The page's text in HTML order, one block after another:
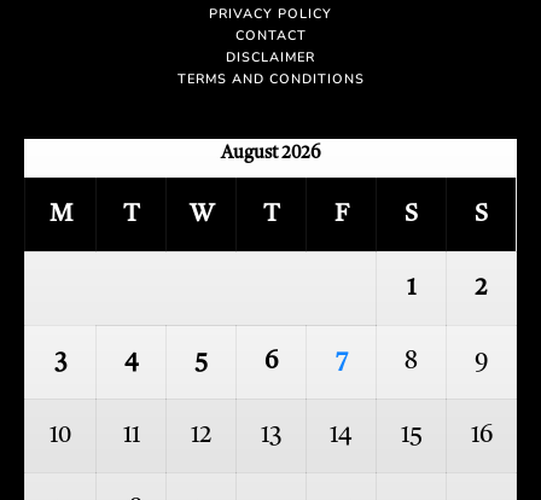
PRIVACY POLICY
CONTACT
DISCLAIMER
TERMS AND CONDITIONS
August 2026
M T W T F S S
1 2
3 4 5 6 7 8 9
10 11 12 13 14 15 16